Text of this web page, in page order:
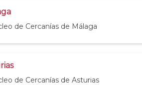
de Cercanías de Málaga
de Cercanías de Asturias